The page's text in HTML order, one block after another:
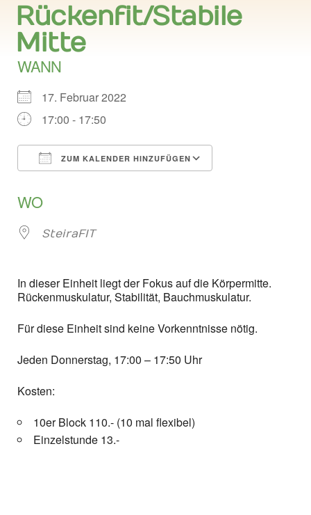
Rückenfit/Stabile
Mitte
WANN
17. Februar 2022
17:00 - 17:50
ZUM KALENDER HINZUFÜGEN
WO
SteiraFIT
In dieser Einheit liegt der Fokus auf die Körpermitte.
Rückenmuskulatur, Stabilität, Bauchmuskulatur.
Für diese Einheit sind keine Vorkenntnisse nötig.
Jeden Donnerstag, 17:00 – 17:50 Uhr
Kosten:
10er Block 110.- (10 mal flexibel)
Einzelstunde 13.-